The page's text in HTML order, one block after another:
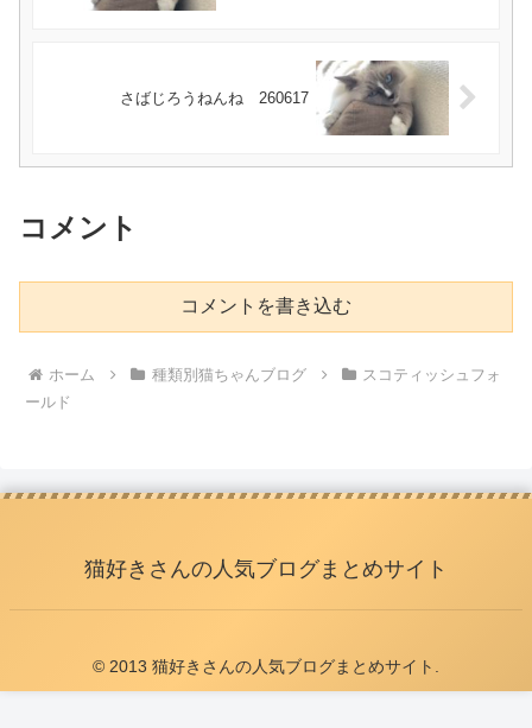
さばじろうねんね 260617
コメント
コメントを書き込む
ホーム 種類別猫ちゃんブログ
スコティッシュフォ
ールド
猫好きさんの人気ブログまとめサイト
© 2013 猫好きさんの人気ブログまとめサイト.